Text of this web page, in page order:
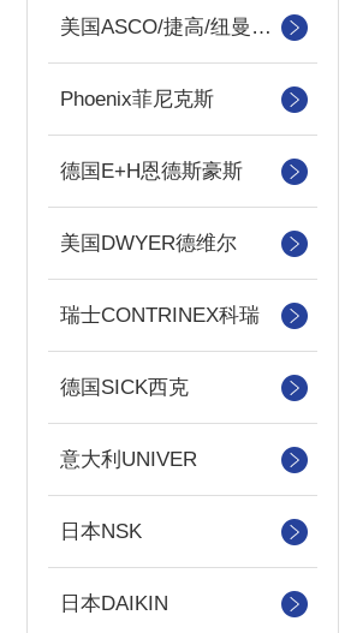
美国ASCO/捷高/纽曼蒂克
Phoenix菲尼克斯
德国E+H恩德斯豪斯
美国DWYER德维尔
瑞士CONTRINEX科瑞
德国SICK西克
意大利UNIVER
日本NSK
日本DAIKIN